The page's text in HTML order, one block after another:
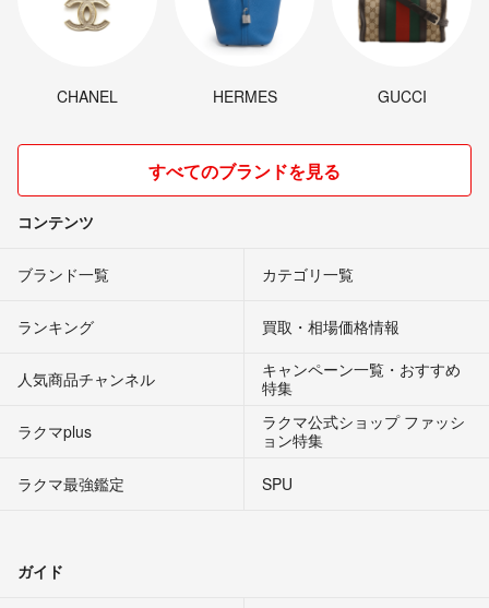
CHANEL HERMES GUCCI
すべてのブランドを見る
コンテンツ
ブランド一覧 カテゴリ一覧
ランキング 買取・相場価格情報
人気商品チャンネル
キャンペーン一覧・おすすめ
特集
ラクマplus
ラクマ公式ショップ ファッシ
ョン特集
ラクマ最強鑑定
SPU
ガイド